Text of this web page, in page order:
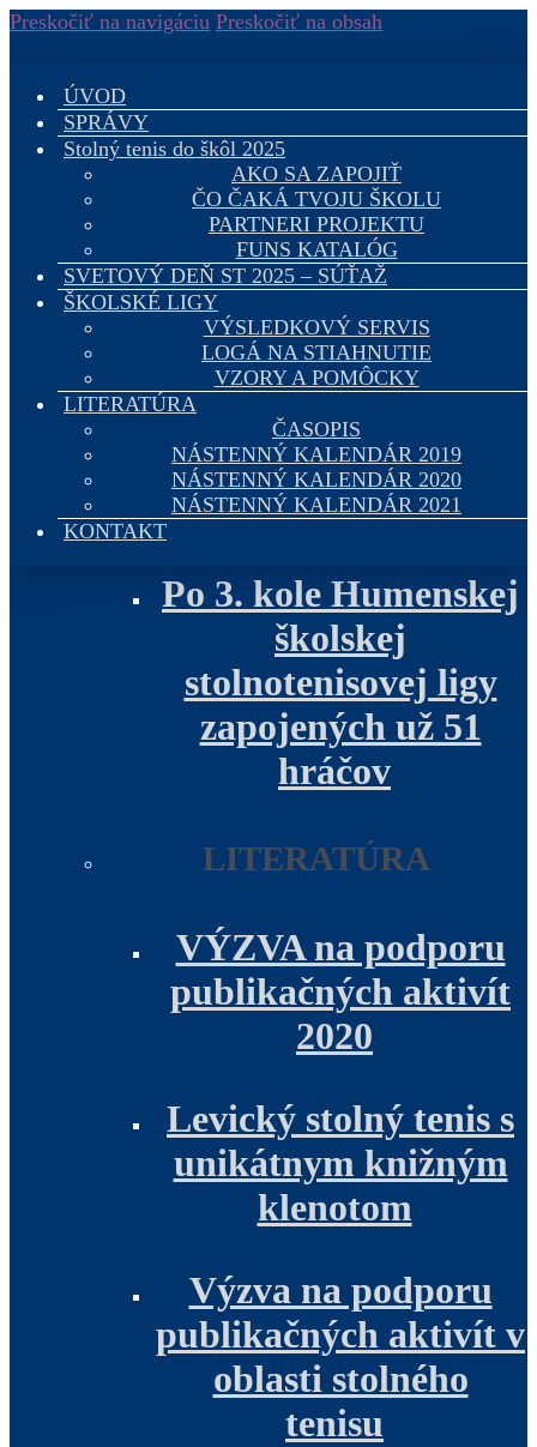
Preskočiť na navigáciu Preskočiť na obsah
Rôzne
Školské ligy
Literatúra
Stolný tenis do škôl 2025
SPRÁVY
ŠKOLSKÉ LIGY
Výzva pre správcov
školských
stolnotenisových líg
Po 3. kole Humenskej
školskej
stolnotenisovej ligy
zapojených už 51
hráčov
LITERATÚRA
VÝZVA na podporu
publikačných aktivít
2020
Levický stolný tenis s
unikátnym knižným
klenotom
Výzva na podporu
publikačných aktivít v
oblasti stolného
tenisu
ÚVOD
SPRÁVY
Stolný tenis do škôl 2025
AKO SA ZAPOJIŤ
ČO ČAKÁ TVOJU ŠKOLU
PARTNERI PROJEKTU
FUNS KATALÓG
SVETOVÝ DEŇ ST 2025 – SÚŤAŽ
ŠKOLSKÉ LIGY
VÝSLEDKOVÝ SERVIS
LOGÁ NA STIAHNUTIE
VZORY A POMÔCKY
LITERATÚRA
ČASOPIS
NÁSTENNÝ KALENDÁR 2019
NÁSTENNÝ KALENDÁR 2020
NÁSTENNÝ KALENDÁR 2021
KONTAKT